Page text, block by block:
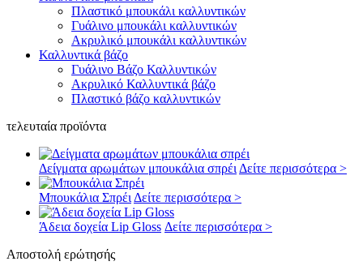
Πλαστικό μπουκάλι καλλυντικών
Γυάλινο μπουκάλι καλλυντικών
Ακρυλικό μπουκάλι καλλυντικών
Καλλυντικά βάζο
Γυάλινο Βάζο Καλλυντικών
Ακρυλικό Καλλυντικά βάζο
Πλαστικό βάζο καλλυντικών
τελευταία προϊόντα
Δείγματα αρωμάτων μπουκάλια σπρέι Δείτε περισσότερα >
Μπουκάλια Σπρέι Δείτε περισσότερα >
Άδεια δοχεία Lip Gloss Δείτε περισσότερα >
Αποστολή ερώτησής